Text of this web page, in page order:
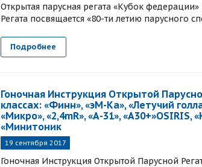
Открытая парусная регата «Кубок федерации»
Регата посвящается «80-ти летию парусного
Подробнее
Гоночная Инструкция Открытой
классах: «Финн», «эМ-Ка», «Летучий
«Микро», «2,4mR», «А-31», «А30+»OSIRIS,
«Минитоник
19 сентября 2017
Гоночная Инструкция Открытой Парусной